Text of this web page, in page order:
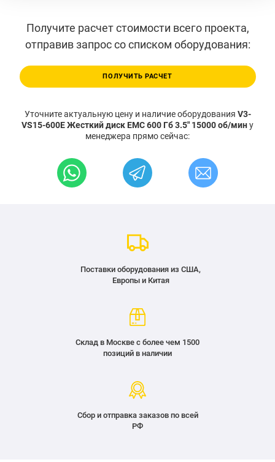
Получите расчет стоимости всего проекта,
отправив запрос со списком оборудования:
ПОЛУЧИТЬ РАСЧЕТ
Уточните актуальную цену и наличие оборудования V3-
VS15-600E Жесткий диск EMC 600 Гб 3.5" 15000 об/мину
менеджера прямо сейчас:
Поставки оборудования из США,
Европы и Китая
Склад в Москве с более чем 1500
позиций в наличии
Сбор и отправка заказов по всей
РФ